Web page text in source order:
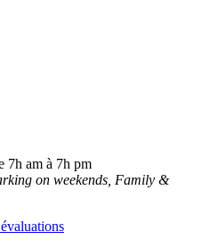
7h am à 7h pm
on weekends, Family &